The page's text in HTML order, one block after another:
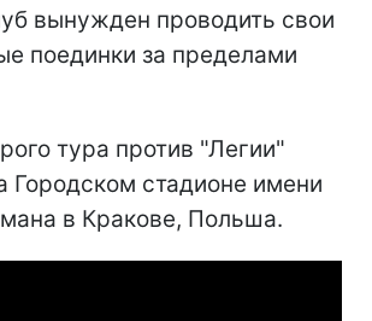
вынужден проводить свои
поединки за пределами
тура против "Легии"
Городском стадионе имени
в Кракове, Польша.